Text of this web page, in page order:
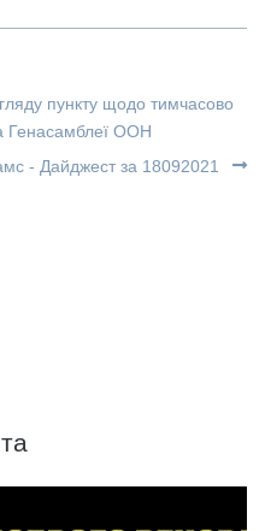
пункту щодо тимчасово
Генасамблеї ООН
- Дайджест за 18092021